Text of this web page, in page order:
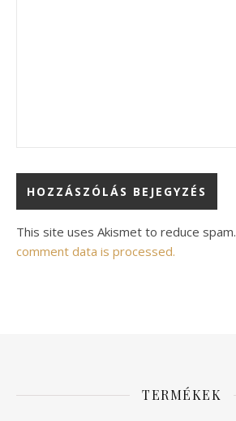
Alternative:
This site uses Akismet to reduce spam.
comment data is processed.
TERMÉKEK